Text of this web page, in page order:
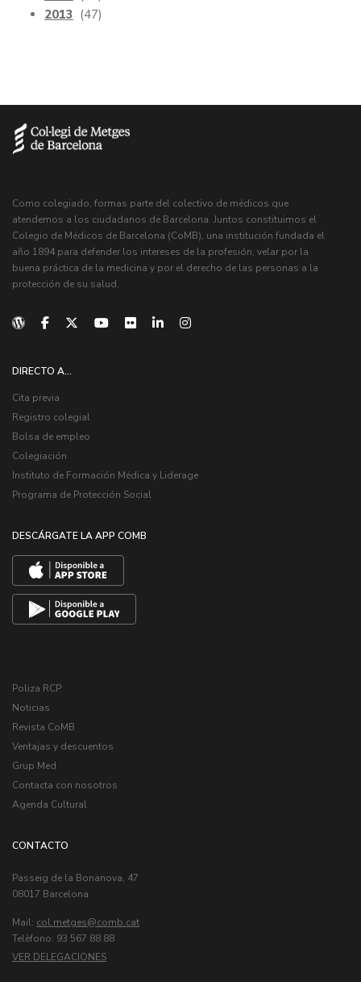
2013 (47)
Como colegiado, formas parte del colectivo de médicos que
atendemos a los ciudadanos de Barcelona. Juntos constituimos el
Colegio de Médicos de Barcelona (CoMB), una institución fundada el
año 1894 para defender los intereses de la profesión, velar por la
buena práctica de la medicina y por el derecho de las personas a la
protección de su salud.
DIRECTO A...
Cita previa
Registro colegial
Bolsa de empleo
Colegiación
Instituto de Formación Médica y Liderage
Programa de Protección Social
DESCÁRGATE LA APP COMB
Poliza RCP
Noticias
Revista CoMB
Ventajas y descuentos
Grup Med
Contacta con nosotros
Agenda Cultural
CONTACTO
Passeig de la Bonanova, 47
08017 Barcelona
Mail: col.metges
Telèfono: 93 567 88 88
VER DELEGACIONES